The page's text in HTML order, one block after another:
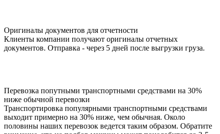
Оригиналы документов для отчетности
Клиенты компании получают оригиналы отчетных
документов. Отправка - через 5 дней после выгрузки груза.
Перевозка попутными транспортными средствами на 30%
ниже обычной перевозки
Транспортировка популярными транспортными средствами
выходит примерно на 30% ниже, чем обычная. Около
половины наших перевозок ведется таким образом. Обратите